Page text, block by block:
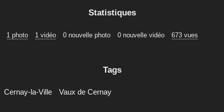
Statistiques
1 photo 1 vidéo 0 nouvelle photo 0 nouvelle vidéo 673 vues
Tags
Cernay-la-Ville Vaux de Cernay